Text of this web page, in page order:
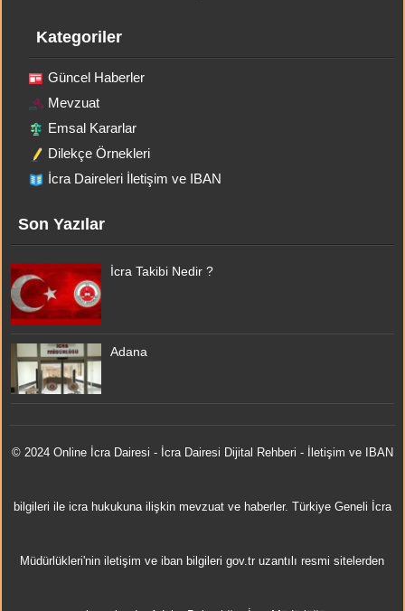
Kategoriler
Güncel Haberler
Mevzuat
Emsal Kararlar
Dilekçe Örnekleri
İcra Daireleri İletişim ve IBAN
Son Yazılar
İcra Takibi Nedir ?
Adana
© 2024 Online İcra Dairesi - İcra Dairesi Dijital Rehberi - İletişim ve IBAN
bilgileri ile icra hukukuna ilişkin mevzuat ve haberler. Türkiye Geneli İcra
Müdürlükleri'nin iletişim ve iban bilgileri gov.tr uzantılı resmi sitelerden